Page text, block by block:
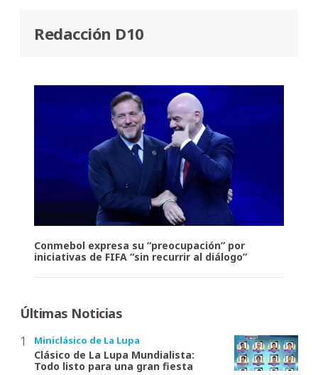
Redacción D10
Conmebol expresa su “preocupación” por
iniciativas de FIFA “sin recurrir al diálogo”
Últimas Noticias
Miniclásico de La Lupa
Clásico de La Lupa Mundialista:
Todo listo para una gran fiesta